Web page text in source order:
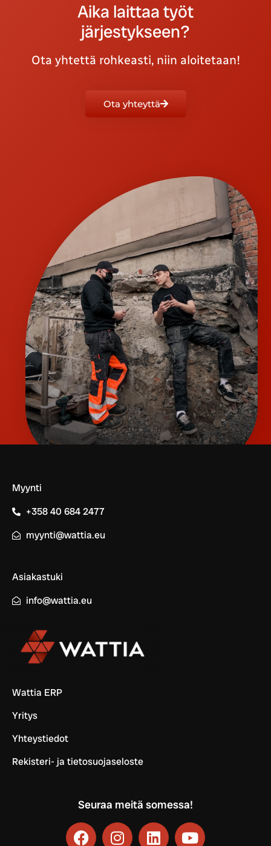
Aika laittaa työt
järjestykseen?
Ota yhtettä rohkeasti, niin aloitetaan!
Ota yhteyttä
Myynti
+358 40 684 2477
myynti@wattia.eu
Asiakastuki
info@wattia.eu
Wattia ERP
Yritys
Yhteystiedot
Rekisteri- ja tietosuojaseloste
Seuraa meitä somessa!